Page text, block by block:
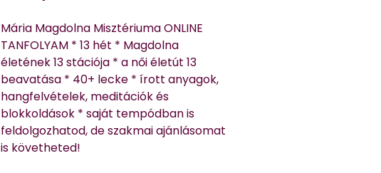
Mária Magdolna Misztériuma ONLINE
TANFOLYAM * 13 hét * Magdolna
életének 13 stációja * a női életút 13
beavatása * 40+ lecke * írott anyagok,
hangfelvételek, meditációk és
blokkoldások * saját tempódban is
feldolgozhatod, de szakmai ajánlásomat
is követheted!